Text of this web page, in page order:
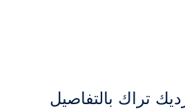
تراك بالتفاصيل